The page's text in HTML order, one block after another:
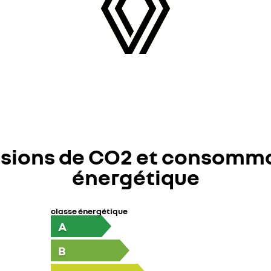
de CO2 et
énergétique
classe énergétique
A
B